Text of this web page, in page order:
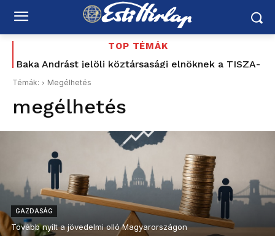
TOP TÉMÁK
Baka Andrást jelöli köztársasági elnöknek a TISZA-
Az utolsó délután: 177 éve tűnt el Petőfi Sándor –
és azóta sem tudjuk pontosan, hogyan halt meg
Témák: Megélhetés
megélhetés
GAZDASÁG
Tovább nyílt a jövedelmi olló Magyarországon